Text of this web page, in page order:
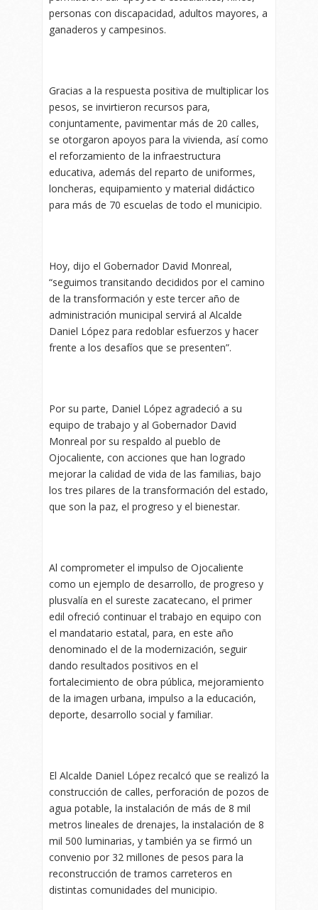
personas con discapacidad, adultos mayores, a
ganaderos y campesinos.
Gracias a la respuesta positiva de multiplicar los
pesos, se invirtieron recursos para,
conjuntamente, pavimentar más de 20 calles,
se otorgaron apoyos para la vivienda, así como
el reforzamiento de la infraestructura
educativa, además del reparto de uniformes,
loncheras, equipamiento y material didáctico
para más de 70 escuelas de todo el municipio.
Hoy, dijo el Gobernador David Monreal,
“seguimos transitando decididos por el camino
de la transformación y este tercer año de
administración municipal servirá al Alcalde
Daniel López para redoblar esfuerzos y hacer
frente a los desafíos que se presenten”.
Por su parte, Daniel López agradeció a su
equipo de trabajo y al Gobernador David
Monreal por su respaldo al pueblo de
Ojocaliente, con acciones que han logrado
mejorar la calidad de vida de las familias, bajo
los tres pilares de la transformación del estado,
que son la paz, el progreso y el bienestar.
Al comprometer el impulso de Ojocaliente
como un ejemplo de desarrollo, de progreso y
plusvalía en el sureste zacatecano, el primer
edil ofreció continuar el trabajo en equipo con
el mandatario estatal, para, en este año
denominado el de la modernización, seguir
dando resultados positivos en el
fortalecimiento de obra pública, mejoramiento
de la imagen urbana, impulso a la educación,
deporte, desarrollo social y familiar.
El Alcalde Daniel López recalcó que se realizó la
construcción de calles, perforación de pozos de
agua potable, la instalación de más de 8 mil
metros lineales de drenajes, la instalación de 8
mil 500 luminarias, y también ya se firmó un
convenio por 32 millones de pesos para la
reconstrucción de tramos carreteros en
distintas comunidades del municipio.